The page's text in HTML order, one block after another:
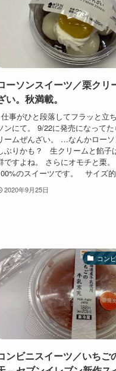
ーソンスイーツ／栗クリ
い。秋満載。
仕事がひと段落してフラッと立
ンにて。 9/22に発売になって
ームぜんざい。 …なんかローソ
ぶりかも？ 生クリームと餡子
ですよね。 さらにオモチと栗
のスイーツです。 サイズ
2020年9月25日
コン
ンビニスイーツ／いちご